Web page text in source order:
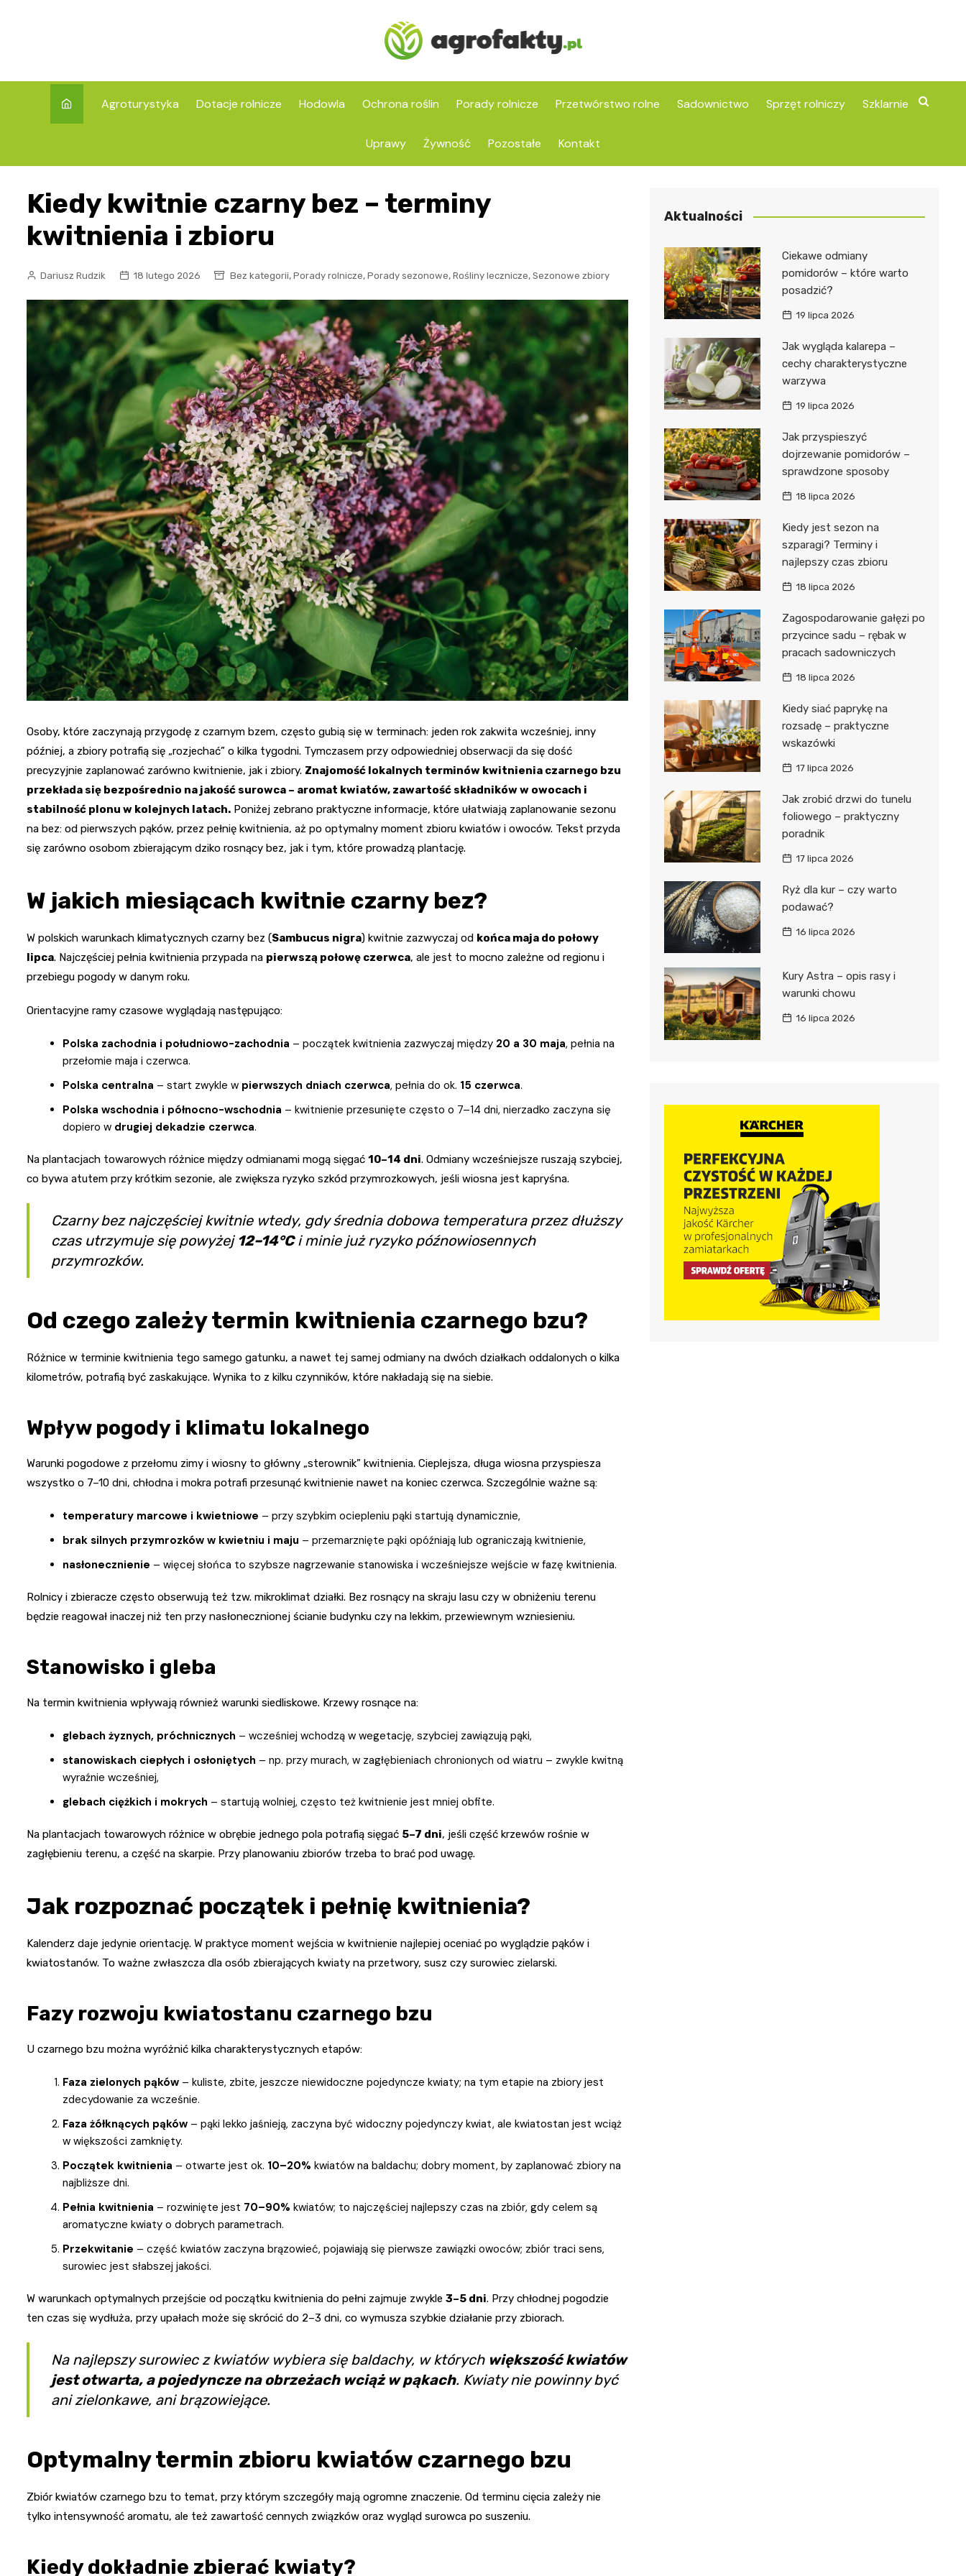
Agroturystyka Dotacje rolnicze Hodowla Ochrona roślin Porady rolnicze Przetwórstwo rolne Sadownictwo Sprzęt rolniczy Szklarnie
Uprawy Żywność Pozostałe Kontakt
Kiedy kwitnie czarny bez – terminy
kwitnienia i zbioru
Dariusz Rudzik 18 lutego 2026 Bez kategorii, Porady rolnicze, Porady sezonowe, Rośliny lecznicze, Sezonowe zbiory
Osoby, które zaczynają przygodę z czarnym bzem, często gubią się w terminach: jeden rok zakwita wcześniej, inny
później, a zbiory potrafią się „rozjechać” o kilka tygodni. Tymczasem przy odpowiedniej obserwacji da się dość
precyzyjnie zaplanować zarówno kwitnienie, jak i zbiory. Znajomość lokalnych terminów kwitnienia czarnego bzu
przekłada się bezpośrednio na jakość surowca – aromat kwiatów, zawartość składników w owocach i
stabilność plonu w kolejnych latach. Poniżej zebrano praktyczne informacje, które ułatwiają zaplanowanie sezonu
na bez: od pierwszych pąków, przez pełnię kwitnienia, aż po optymalny moment zbioru kwiatów i owoców. Tekst przyda
się zarówno osobom zbierającym dziko rosnący bez, jak i tym, które prowadzą plantację.
W jakich miesiącach kwitnie czarny bez?
W polskich warunkach klimatycznych czarny bez (Sambucus nigra) kwitnie zazwyczaj od końca maja do połowy
lipca. Najczęściej pełnia kwitnienia przypada na pierwszą połowę czerwca, ale jest to mocno zależne od regionu i
przebiegu pogody w danym roku.
Orientacyjne ramy czasowe wyglądają następująco:
Polska zachodnia i południowo-zachodnia – początek kwitnienia zazwyczaj między 20 a 30 maja, pełnia na
przełomie maja i czerwca.
Polska centralna – start zwykle w pierwszych dniach czerwca, pełnia do ok. 15 czerwca.
Polska wschodnia i północno-wschodnia – kwitnienie przesunięte często o 7–14 dni, nierzadko zaczyna się
dopiero w drugiej dekadzie czerwca.
Na plantacjach towarowych różnice między odmianami mogą sięgać 10–14 dni. Odmiany wcześniejsze ruszają szybciej,
co bywa atutem przy krótkim sezonie, ale zwiększa ryzyko szkód przymrozkowych, jeśli wiosna jest kapryśna.
Czarny bez najczęściej kwitnie wtedy, gdy średnia dobowa temperatura przez dłuższy
czas utrzymuje się powyżej12–14°Ci minie już ryzyko późnowiosennych
przymrozków.
Od czego zależy termin kwitnienia czarnego bzu?
Różnice w terminie kwitnienia tego samego gatunku, a nawet tej samej odmiany na dwóch działkach oddalonych o kilka
kilometrów, potrafią być zaskakujące. Wynika to z kilku czynników, które nakładają się na siebie.
Wpływ pogody i klimatu lokalnego
Warunki pogodowe z przełomu zimy i wiosny to główny „sterownik” kwitnienia. Cieplejsza, długa wiosna przyspiesza
wszystko o 7–10 dni, chłodna i mokra potrafi przesunąć kwitnienie nawet na koniec czerwca. Szczególnie ważne są:
temperatury marcowe i kwietniowe – przy szybkim ociepleniu pąki startują dynamicznie,
brak silnych przymrozków w kwietniu i maju – przemarznięte pąki opóźniają lub ograniczają kwitnienie,
nasłonecznienie – więcej słońca to szybsze nagrzewanie stanowiska i wcześniejsze wejście w fazę kwitnienia.
Rolnicy i zbieracze często obserwują też tzw. mikroklimat działki. Bez rosnący na skraju lasu czy w obniżeniu terenu
będzie reagował inaczej niż ten przy nasłonecznionej ścianie budynku czy na lekkim, przewiewnym wzniesieniu.
Stanowisko i gleba
Na termin kwitnienia wpływają również warunki siedliskowe. Krzewy rosnące na:
glebach żyznych, próchnicznych – wcześniej wchodzą w wegetację, szybciej zawiązują pąki,
stanowiskach ciepłych i osłoniętych – np. przy murach, w zagłębieniach chronionych od wiatru – zwykle kwitną
wyraźnie wcześniej,
glebach ciężkich i mokrych – startują wolniej, często też kwitnienie jest mniej obfite.
Na plantacjach towarowych różnice w obrębie jednego pola potrafią sięgać 5–7 dni, jeśli część krzewów rośnie w
zagłębieniu terenu, a część na skarpie. Przy planowaniu zbiorów trzeba to brać pod uwagę.
Jak rozpoznać początek i pełnię kwitnienia?
Kalenderz daje jedynie orientację. W praktyce moment wejścia w kwitnienie najlepiej oceniać po wyglądzie pąków i
kwiatostanów. To ważne zwłaszcza dla osób zbierających kwiaty na przetwory, susz czy surowiec zielarski.
Fazy rozwoju kwiatostanu czarnego bzu
U czarnego bzu można wyróżnić kilka charakterystycznych etapów:
Faza zielonych pąków – kuliste, zbite, jeszcze niewidoczne pojedyncze kwiaty; na tym etapie na zbiory jest
zdecydowanie za wcześnie.
Faza żółknących pąków – pąki lekko jaśnieją, zaczyna być widoczny pojedynczy kwiat, ale kwiatostan jest wciąż
w większości zamknięty.
Początek kwitnienia – otwarte jest ok. 10–20% kwiatów na baldachu; dobry moment, by zaplanować zbiory na
najbliższe dni.
Pełnia kwitnienia – rozwinięte jest 70–90% kwiatów; to najczęściej najlepszy czas na zbiór, gdy celem są
aromatyczne kwiaty o dobrych parametrach.
Przekwitanie – część kwiatów zaczyna brązowieć, pojawiają się pierwsze zawiązki owoców; zbiór traci sens,
surowiec jest słabszej jakości.
W warunkach optymalnych przejście od początku kwitnienia do pełni zajmuje zwykle 3–5 dni. Przy chłodnej pogodzie
ten czas się wydłuża, przy upałach może się skrócić do 2–3 dni, co wymusza szybkie działanie przy zbiorach.
Na najlepszy surowiec z kwiatów wybiera się baldachy, w których większość kwiatów
jest otwarta, a pojedyncze na obrzeżach wciąż w pąkach. Kwiaty nie powinny być
ani zielonkawe, ani brązowiejące.
Optymalny termin zbioru kwiatów czarnego bzu
Zbiór kwiatów czarnego bzu to temat, przy którym szczegóły mają ogromne znaczenie. Od terminu cięcia zależy nie
tylko intensywność aromatu, ale też zawartość cennych związków oraz wygląd surowca po suszeniu.
Kiedy dokładnie zbierać kwiaty?
Aktualności
Ciekawe odmiany
pomidorów – które warto
posadzić?
19 lipca 2026
Jak wygląda kalarepa –
cechy charakterystyczne
warzywa
19 lipca 2026
Jak przyspieszyć
dojrzewanie pomidorów –
sprawdzone sposoby
18 lipca 2026
Kiedy jest sezon na
szparagi? Terminy i
najlepszy czas zbioru
18 lipca 2026
Zagospodarowanie gałęzi po
przycince sadu – rębak w
pracach sadowniczych
18 lipca 2026
Kiedy siać paprykę na
rozsadę – praktyczne
wskazówki
17 lipca 2026
Jak zrobić drzwi do tunelu
foliowego – praktyczny
poradnik
17 lipca 2026
Ryż dla kur – czy warto
podawać?
16 lipca 2026
Kury Astra – opis rasy i
warunki chowu
16 lipca 2026